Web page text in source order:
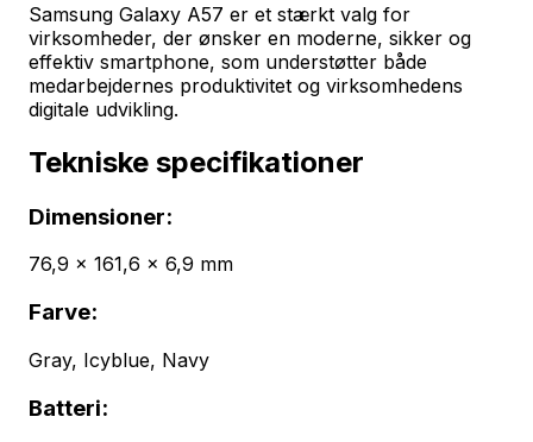
Samsung Galaxy A57 er et stærkt valg for
virksomheder, der ønsker en moderne, sikker og
effektiv smartphone, som understøtter både
medarbejdernes produktivitet og virksomhedens
digitale udvikling.
Tekniske specifikationer
Dimensioner:
76,9 × 161,6 × 6,9 mm
Farve:
Gray, Icyblue, Navy
Batteri: